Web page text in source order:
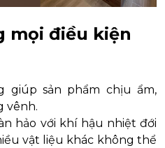
mọi điều kiện
giúp sản phẩm chịu ẩm,
vênh.
hảo với khí hậu nhiệt đới
vật liệu khác không thể